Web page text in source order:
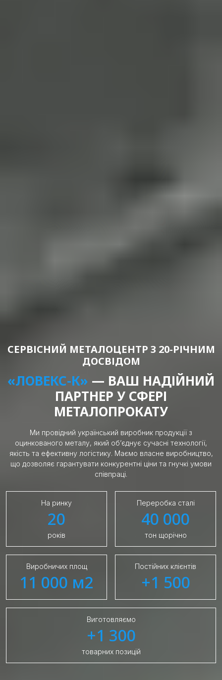
СЕРВІСНИЙ МЕТАЛОЦЕНТР З 20-РІЧНИМ
ДОСВІДОМ
«ЛОВЕКС-К» — ВАШ НАДІЙНИЙ
ПАРТНЕР У СФЕРІ
МЕТАЛОПРОКАТУ
Ми провідний український виробник продукції з
оцинкованого металу, який об’єднує сучасні технології,
якість та ефективну логістику. Маємо власне виробництво,
що дозволяє гарантувати конкурентні ціни та гнучкі умови
співпраці.
На ринку
20
років
Переробка сталі
40 000
тон щорічно
Виробничих площ
11 000 м2
Постійних клієнтів
+1 500
Виготовляємо
+1 300
товарних позицій